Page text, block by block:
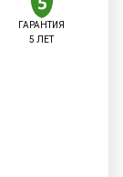
ГАРАНТИЯ
5 ЛЕТ